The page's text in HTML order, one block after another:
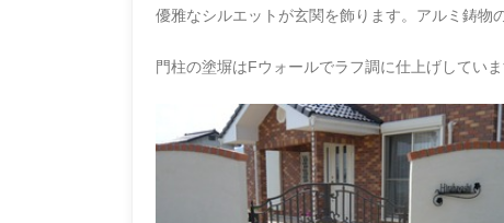
優雅なシルエットが玄関を飾ります。アルミ鋳物
門柱の塗塀はFウォールでラフ調に仕上げしていま